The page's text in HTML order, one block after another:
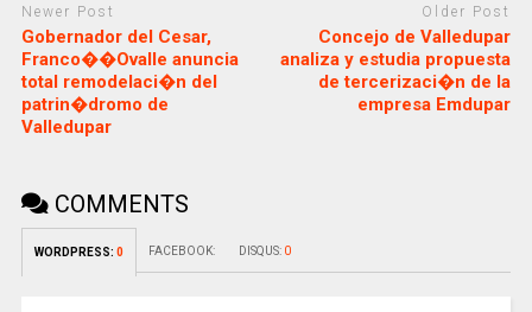
Newer Post
Gobernador del Cesar,
Franco��Ovalle anuncia
total remodelaci�n del
patrin�dromo de
Valledupar
Older Post
Concejo de Valledupar
analiza y estudia propuesta
de tercerizaci�n de la
empresa Emdupar
COMMENTS
WORDPRESS: 0 FACEBOOK: DISQUS: 0